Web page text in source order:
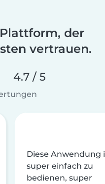
der
vertrauen.
4.7 / 5
Diese Anwendung
super einfach zu
bedienen, super